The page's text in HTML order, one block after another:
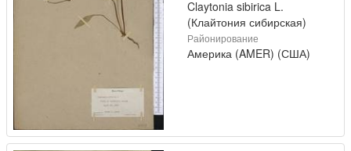
Claytonia sibirica L.
(Клайтония сибирская)
Районирование
Америка (AMER) (США)